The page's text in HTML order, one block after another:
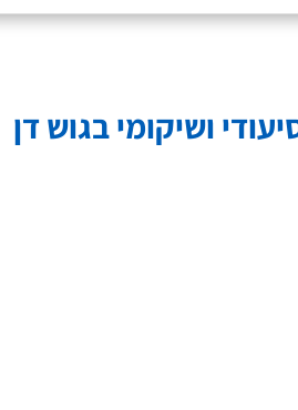
ושיקומי בגוש דן